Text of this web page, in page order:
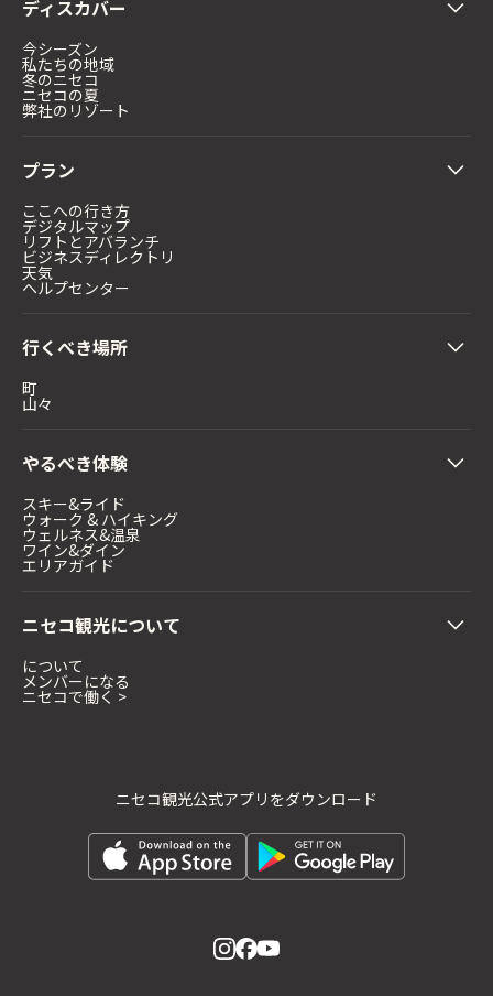
ディスカバー
今シーズン
私たちの地域
冬のニセコ
ニセコの夏
弊社のリゾート
プラン
ここへの行き方
デジタルマップ
リフトとアバランチ
ビジネスディレクトリ
天気
ヘルプセンター
行くべき場所
町
山々
やるべき体験
スキー&ライド
ウォーク & ハイキング
ウェルネス&温泉
ワイン&ダイン
エリアガイド
ニセコ観光について
について
メンバーになる
ニセコで働く >
ニセコ観光公式アプリをダウンロード